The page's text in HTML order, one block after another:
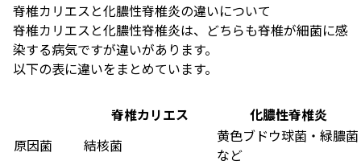
脊椎カリエスと化膿性脊椎炎の違いについて
脊椎カリエスと化膿性脊椎炎は、どちらも脊椎が細菌に感
染する病気ですが違いがあります。
以下の表に違いをまとめています。
脊椎カリエス
化膿性脊椎炎
原因菌
結核菌
黄色ブドウ球菌・緑膿菌
など